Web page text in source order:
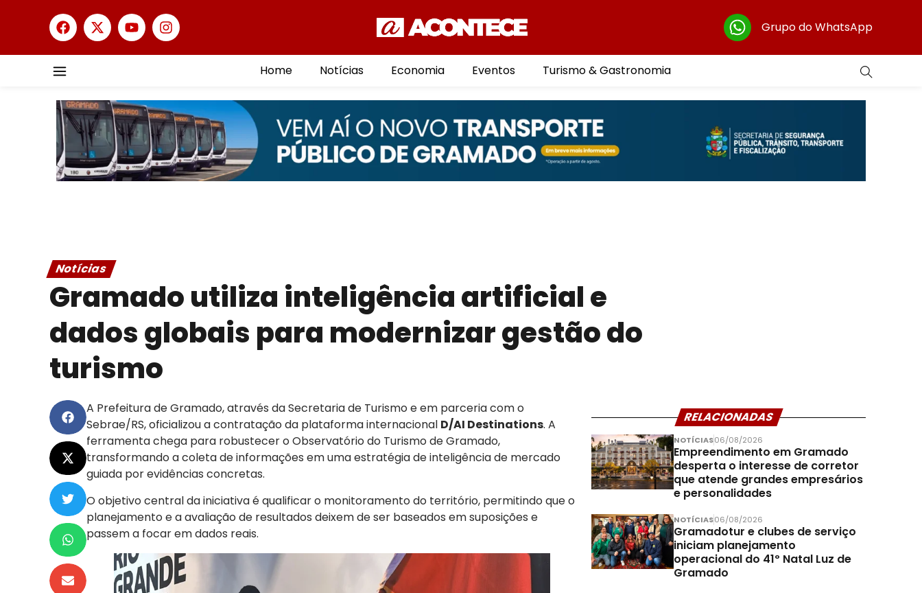
Grupo do WhatsApp
Home Notícias Economia Eventos Turismo & Gastronomia
Notícias
Gramado utiliza inteligência artificial e
dados globais para modernizar gestão do
turismo
A Prefeitura de Gramado, através da Secretaria de Turismo e em parceria com o
Sebrae/RS, oficializou a contratação da plataforma internacional D/AI Destinations. A
ferramenta chega para robustecer o Observatório do Turismo de Gramado,
transformando a coleta de informações em uma estratégia de inteligência de mercado
guiada por evidências concretas.
O objetivo central da iniciativa é qualificar o monitoramento do território, permitindo que o
planejamento e a avaliação de resultados deixem de ser baseados em suposições e
passem a focar em dados reais.
RELACIONADAS
NOTÍCIAS06/08/2026
Empreendimento em Gramado
desperta o interesse de corretor
que atende grandes empresários
e personalidades
NOTÍCIAS06/08/2026
Gramadotur e clubes de serviço
iniciam planejamento
operacional do 41º Natal Luz de
Gramado